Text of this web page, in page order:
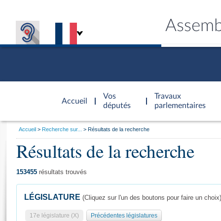
Accueil
d'accueil
Vos
députés
Travaux
parlementaires
Général
Vous
Accueil Recherche sur... Résultats de la recherche
Résultats de la recherche
153455 résultats trouvés
LÉGISLATURE (Cliquez sur l'un des boutons pour faire un choix)
17e législature (X) Précédentes législatures